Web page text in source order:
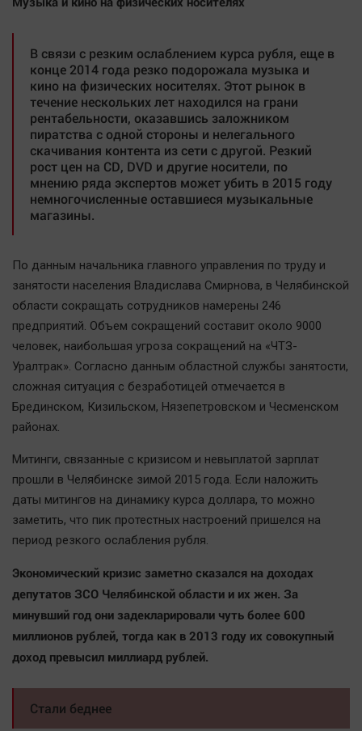
В связи с резким ослаблением курса рубля, еще в
конце 2014 года резко подорожала музыка и
кино на физических носителях. Этот рынок в
течение нескольких лет находился на грани
рентабельности, оказавшись заложником
пиратства с одной стороны и нелегального
скачивания контента из сети с другой. Резкий
рост цен на CD, DVD и другие носители, по
мнению ряда экспертов может убить в 2015 году
немногочисленные оставшиеся музыкальные
магазины.
По данным начальника главного управления по труду и
занятости населения Владислава Смирнова, в Челябинской
области сокращать сотрудников намерены 246
предприятий. Объем сокращений составит около 9000
человек, наибольшая угроза сокращений на «ЧТЗ-
Уралтрак». Согласно данным областной службы занятости,
сложная ситуация с безработицей отмечается в
Брединском, Кизильском, Нязепетровском и Чесменском
районах.
Митинги, связанные с кризисом и невыплатой зарплат
прошли в Челябинске зимой 2015 года. Если наложить
даты митингов на динамику курса доллара, то можно
заметить, что пик протестных настроений пришелся на
период резкого ослабления рубля.
Экономический кризис заметно сказался на доходах
депутатов ЗСО Челябинской области и их жен. За
минувший год они задекларировали чуть более 600
миллионов рублей, тогда как в 2013 году их совокупный
доход превысил миллиард рублей.
Стали беднее